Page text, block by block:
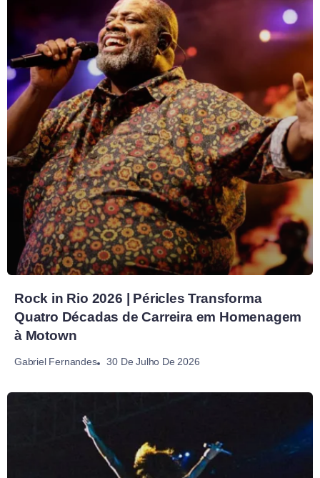
Rock in Rio 2026 | Péricles Transforma
Quatro Décadas de Carreira em Homenagem
à Motown
Gabriel Fernandes 30 De Julho De 2026